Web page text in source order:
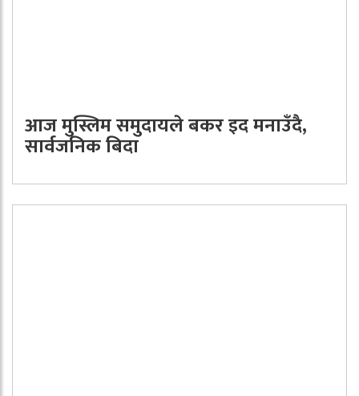
आज मुस्लिम समुदायले बकर इद मनाउँदै,
सार्वजनिक बिदा